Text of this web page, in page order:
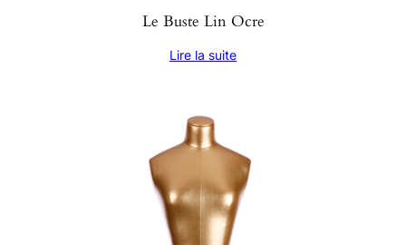
Le Buste Lin Ocre
Lire la suite